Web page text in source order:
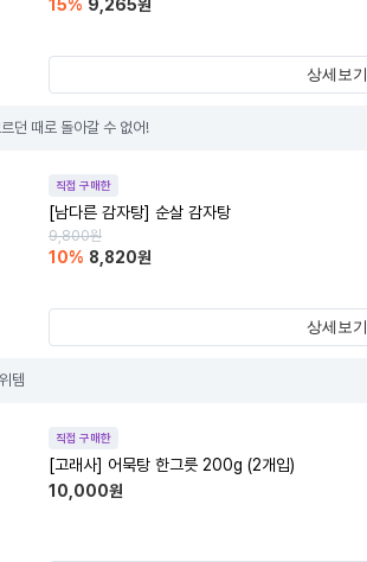
15% 9,265원
상세보기
던 때로 돌아갈 수 없어!
직접 구매한
[남다른 감자탕] 순살 감자탕
9,800원
10% 8,820원
상세보기
템
직접 구매한
[고래사] 어묵탕 한그릇 200g (2개입)
10,000원